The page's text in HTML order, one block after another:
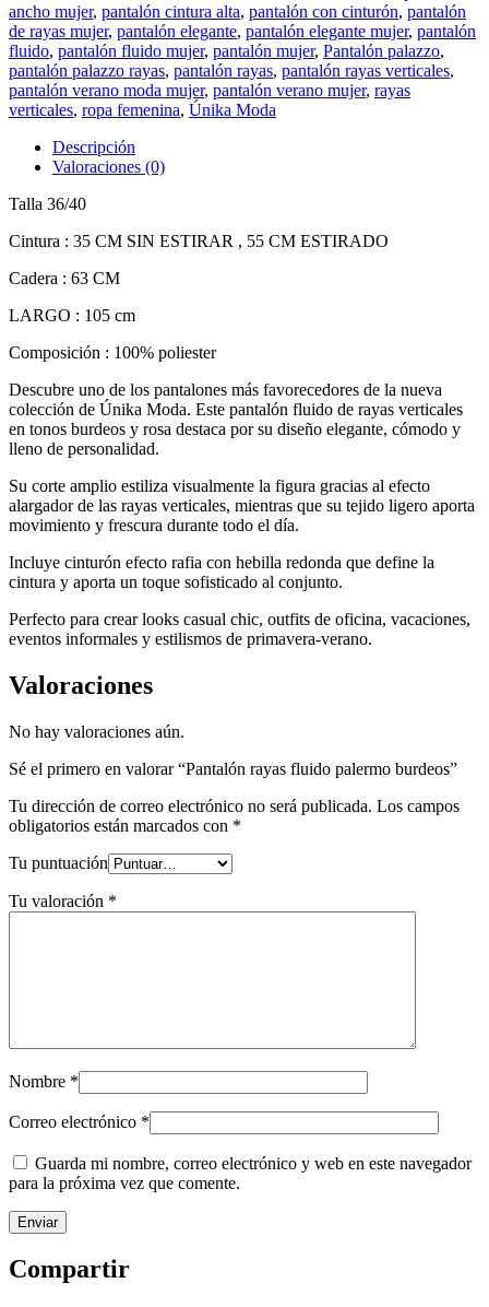
ancho mujer, pantalón cintura alta, pantalón con cinturón, pantalón
de rayas mujer, pantalón elegante, pantalón elegante mujer, pantalón
fluido, pantalón fluido mujer, pantalón mujer, Pantalón palazzo,
pantalón palazzo rayas, pantalón rayas, pantalón rayas verticales,
pantalón verano moda mujer, pantalón verano mujer, rayas
verticales, ropa femenina, Únika Moda
Descripción
Valoraciones (0)
Talla 36/40
Cintura : 35 CM SIN ESTIRAR , 55 CM ESTIRADO
Cadera : 63 CM
LARGO : 105 cm
Composición : 100% poliester
Descubre uno de los pantalones más favorecedores de la nueva
colección de Únika Moda. Este pantalón fluido de rayas verticales
en tonos burdeos y rosa destaca por su diseño elegante, cómodo y
lleno de personalidad.
Su corte amplio estiliza visualmente la figura gracias al efecto
alargador de las rayas verticales, mientras que su tejido ligero aporta
movimiento y frescura durante todo el día.
Incluye cinturón efecto rafia con hebilla redonda que define la
cintura y aporta un toque sofisticado al conjunto.
Perfecto para crear looks casual chic, outfits de oficina, vacaciones,
eventos informales y estilismos de primavera-verano.
Valoraciones
No hay valoraciones aún.
Sé el primero en valorar “Pantalón rayas fluido palermo burdeos”
Tu dirección de correo electrónico no será publicada. Los campos
obligatorios están marcados con *
Tu puntuación
Tu valoración *
Nombre *
Correo electrónico *
Guarda mi nombre, correo electrónico y web en este navegador
para la próxima vez que comente.
Compartir